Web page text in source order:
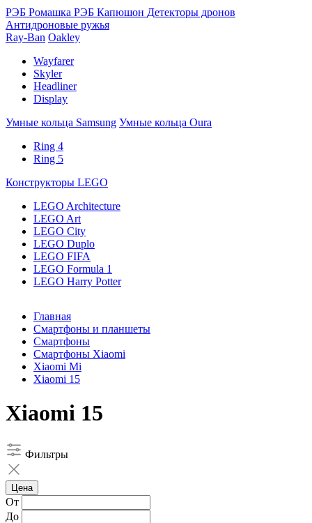
РЭБ Ромашка РЭБ Капюшон Детекторы дронов
Антидроновые ружья
Ray-Ban Oakley
Wayfarer
Skyler
Headliner
Display
Умные кольца Samsung Умные кольца Oura
Ring 4
Ring 5
Конструкторы LEGO
LEGO Architecture
LEGO Art
LEGO City
LEGO Duplo
LEGO FIFA
LEGO Formula 1
LEGO Harry Potter
Главная
Смартфоны и планшеты
Смартфоны
Смартфоны Xiaomi
Xiaomi Mi
Xiaomi 15
Xiaomi 15
Фильтры
Цена
От
До